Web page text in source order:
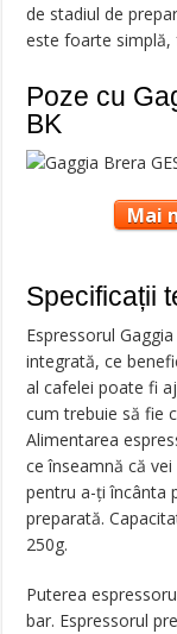
de stadiul de
este foarte simplă,
Poze cu
BK
Mai
Specificații
Espressorul
integrată, ce
al cafelei poate fi
cum trebuie să fie
Alimentarea
ce înseamnă că
pentru a-ți încânta
preparată.
250g.
Puterea
bar. Espressorul